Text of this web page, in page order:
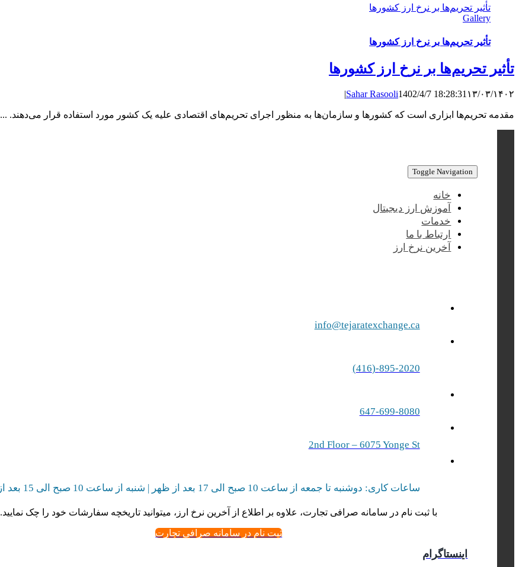
تأثیر تحریم‌ها بر نرخ ارز کشورها
Gallery
تأثیر تحریم‌ها بر نرخ ارز کشورها
تأثیر تحریم‌ها بر نرخ ارز کشورها
Sahar Rasooli1402/4/7 18:28:31۱۳/۰۳/۱۴۰۲ |
مقدمه تحریم‌ها ابزاری است که کشورها و سازمان‌ها به منظور اجرای تحریم‌های اقتصادی علیه یک کشور مورد استفاده قرار می‌دهند. ...
Toggle Navigation
خانه
آموزش ارز دیجیتال
خدمات
ارتباط با ما
آخرین نرخ ارز
info@tejaratexchange.ca
895-2020-(416)
647-699-8080
2nd Floor – 6075 Yonge St
ساعات کاری: دوشنبه تا جمعه از ساعت 10 صبح الی 17 بعد از ظهر | شنبه‌ از ساعت 10 صبح الی 15 بعد از ظهر
با ثبت نام در سامانه صرافی تجارت، علاوه بر اطلاع از آخرین نرخ ارز، میتوانید تاریخچه سفارشات خود را چک نمایید.
ثبت نام در سامانه صرافی تجارت
اینستاگرام